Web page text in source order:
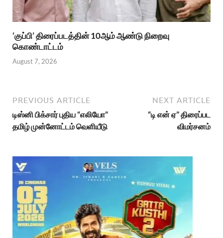
‘குப்பி’ திரைப்படத்தின் 10ஆம் ஆண்டு நிறைவு
கொண்டாட்டம்
August 7, 2026
PREVIOUS ARTICLE
டிஸ்னி பிக்சார் புதிய “எலியோ”
தமிழ் முன்னோட்டம் வெளியீடு
NEXT ARTICLE
“டி என் ஏ” திரைப்பட
விமர்சனம்